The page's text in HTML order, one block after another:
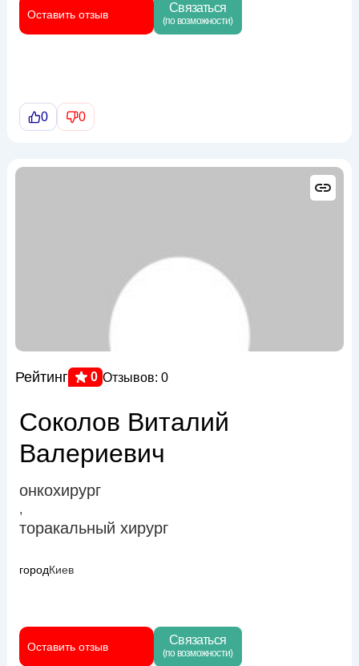
Оставить отзыв Связаться
(по возможности)
0 0
Рейтинг 0 Отзывов: 0
Соколов Виталий
Валериевич
онкохирург
,
торакальный хирург
городКиев
Оставить отзыв Связаться
(по возможности)